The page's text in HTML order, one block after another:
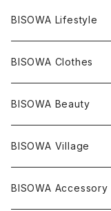
ツインソウル
メタモルフォーゼス
アクアマリン
ヒマラヤ
ブラジル
絹麻 ~kenma~
宇佐美聖子
Others
ブレスレット
宇佐美聖子
Others
リング
サンキャッチャー
ヘアアクセサリー
イヤリング
ヘンプ
オーガニックコットン
PANTS
ヘンプ
オーガニックコットン
T-SHIRT
オーガニックコットン
ヘンプコットン
leggings
ヘンプ
オーガニックコットン
Others
ヘンプ
Underwear
のるすく
BISOWA Lifestyle
Music
宇佐美聖子
Niceness Music
浄化アイテム
Cosmic Hemp 麻炭
セージ
オラクルカード
キャンドル
BISOWA Clothes
麻
絹
Others
BISOWA Beauty
ヘンプオイル
BISOWA Village
Bisowa Club Room
BISOWA Accessory